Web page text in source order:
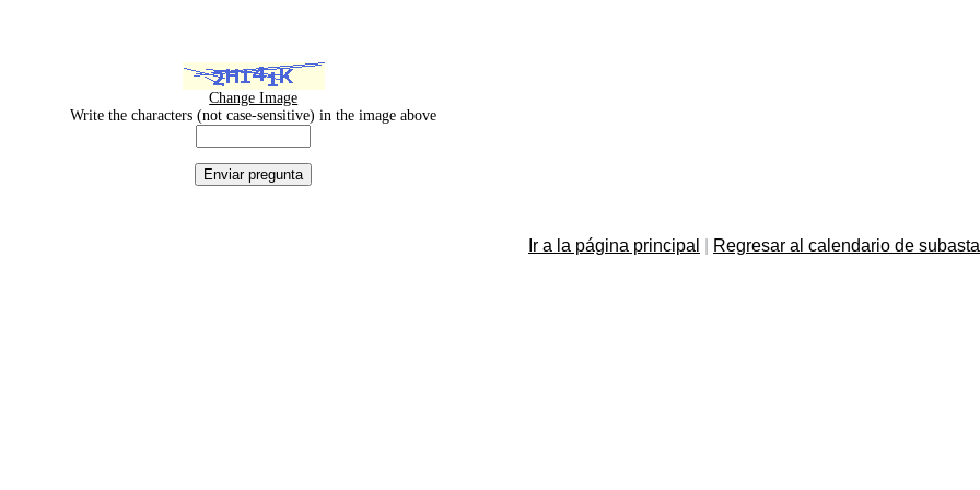
Change Image
Write the characters (not case-sensitive) in the image above
Ir a la página principal Regresar al calendario de